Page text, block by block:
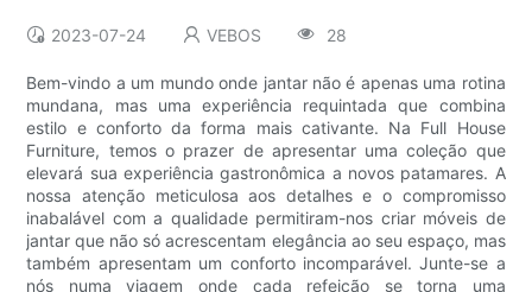
2023-07-24 VEBOS 28
Bem-vindo a um mundo onde jantar não é apenas uma rotina
mundana, mas uma experiência requintada que combina
estilo e conforto da forma mais cativante. Na Full House
Furniture, temos o prazer de apresentar uma coleção que
elevará sua experiência gastronômica a novos patamares. A
nossa atenção meticulosa aos detalhes e o compromisso
inabalável com a qualidade permitiram-nos criar móveis de
jantar que não só acrescentam elegância ao seu espaço, mas
também apresentam um conforto incomparável. Junte-se a
nós numa viagem onde cada refeição se torna uma